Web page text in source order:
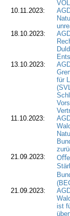
10.11.2023:
18.10.2023:
13.10.2023:
für
11.10.2023:
21.09.2023:
21.09.2023:
ist